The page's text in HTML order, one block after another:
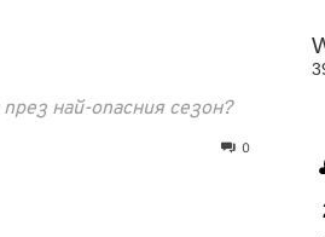
най-опасния сезон?
0